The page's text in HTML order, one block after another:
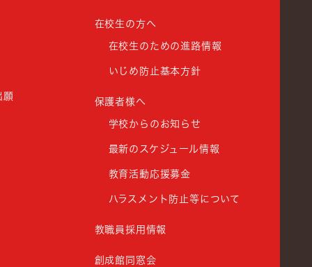
願
在校生の方へ
在校生のための進路情報
いじめ防止基本方針
保護者様へ
学校からのお知らせ
最新のスケジュール情報
教育活動応援募金
ハラスメント防止等について
教職員採用情報
創成館同窓会